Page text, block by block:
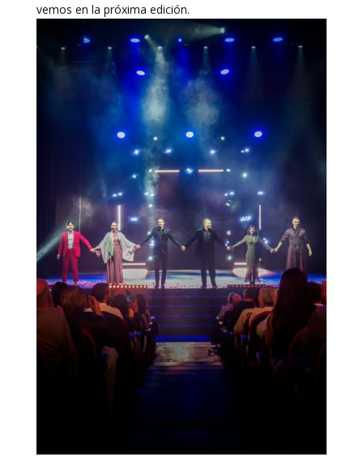
vemos en la próxima edición.